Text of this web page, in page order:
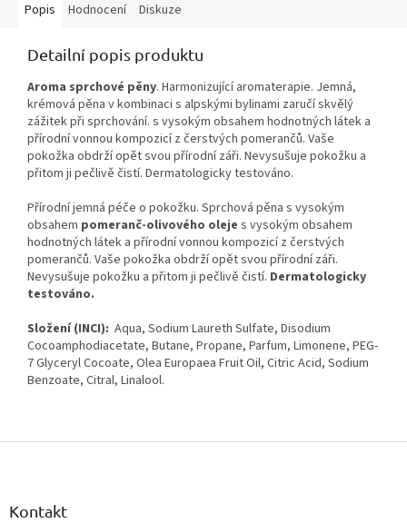
Popis Hodnocení Diskuze
Detailní popis produktu
Aroma sprchové pěny. Harmonizující aromaterapie. Jemná,
krémová pěna v kombinaci s alpskými bylinami zaručí skvělý
zážitek při sprchování. s vysokým obsahem hodnotných látek a
přírodní vonnou kompozicí z čerstvých pomerančů. Vaše
pokožka obdrží opět svou přírodní záři. Nevysušuje pokožku a
přitom ji pečlivě čistí. Dermatologicky testováno.
Přírodní jemná péče o pokožku. Sprchová pěna s vysokým
obsahem pomeranč-olivového oleje s vysokým obsahem
hodnotných látek a přírodní vonnou kompozicí z čerstvých
pomerančů. Vaše pokožka obdrží opět svou přírodní záři.
Nevysušuje pokožku a přitom ji pečlivě čistí. Dermatologicky
testováno.
Složení (INCI): Aqua, Sodium Laureth Sulfate, Disodium
Cocoamphodiacetate, Butane, Propane, Parfum, Limonene, PEG-
7 Glyceryl Cocoate, Olea Europaea Fruit Oil, Citric Acid, Sodium
Benzoate, Citral, Linalool.
Z
Kontakt